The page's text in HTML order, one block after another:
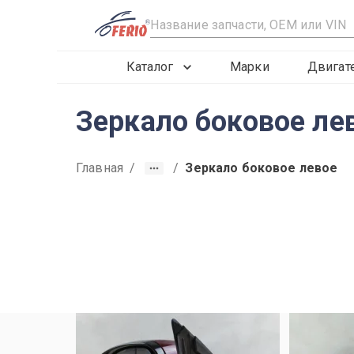
R
Каталог Марки
Зеркало боковое
Главная / / Зеркало боковое левое